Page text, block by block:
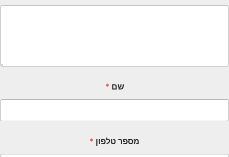
שם *
מספר טלפון *